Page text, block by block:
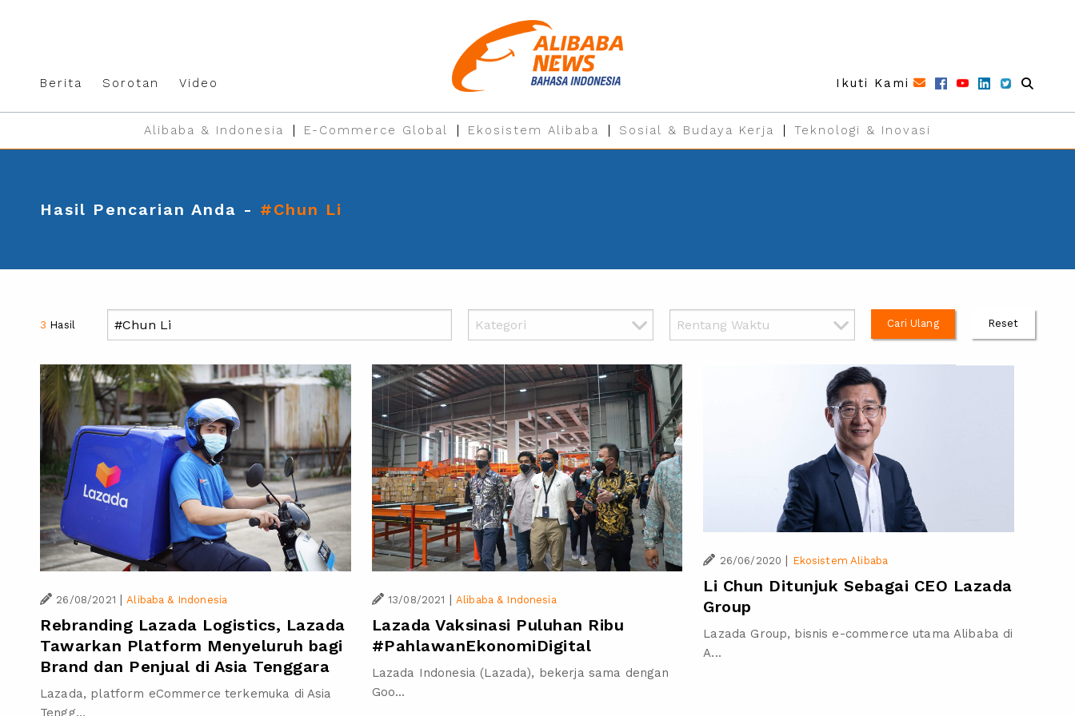
Berita Sorotan Video Ikuti Kami
Alibaba & Indonesia E-Commerce Global Ekosistem Alibaba Sosial & Budaya Kerja Teknologi & Inovasi
Hasil Pencarian Anda - #Chun Li
3 Hasil Cari Ulang Reset
26/08/2021 | Alibaba & Indonesia
Rebranding Lazada Logistics, Lazada
Tawarkan Platform Menyeluruh bagi
Brand dan Penjual di Asia Tenggara
Lazada, platform eCommerce terkemuka di Asia
Tengg...
13/08/2021 | Alibaba & Indonesia
Lazada Vaksinasi Puluhan Ribu
#PahlawanEkonomiDigital
Lazada Indonesia (Lazada), bekerja sama dengan
Goo...
26/06/2020 | Ekosistem Alibaba
Li Chun Ditunjuk Sebagai CEO Lazada
Group
Lazada Group, bisnis e-commerce utama Alibaba di
A...